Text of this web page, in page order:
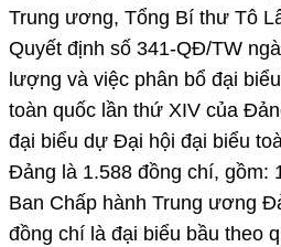
Trung ương, Tổng Bí thư Tô
Quyết định số 341-QĐ/TW
lượng và việc phân bổ đại
toàn quốc lần thứ XIV của
đại biểu dự Đại hội đại biểu
Đảng là 1.588 đồng chí, gồm:
Ban Chấp hành Trung ương
đồng chí là đại biểu bầu theo